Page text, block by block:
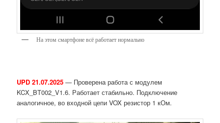
На этом смартфоне всё работает нормально
UPD 21.07.2025 — Проверена работа с модулем
KCX_BT002_V1.6. Работает стабильно. Подключение
аналогичное, во входной цепи VOX резистор 1 кОм.